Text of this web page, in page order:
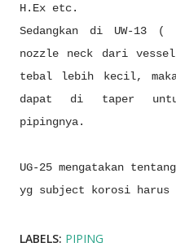
H.Ex etc.
Sedangkan di UW-13
nozzle neck dari
tebal lebih kecil,
dapat di taper untuk
pipingnya.
UG-25 mengatakan
yg subject korosi harus
LABELS: PIPING